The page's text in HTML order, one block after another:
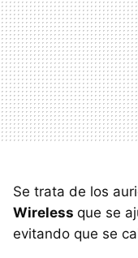
Se trata de los
Wireless que se
evitando que se